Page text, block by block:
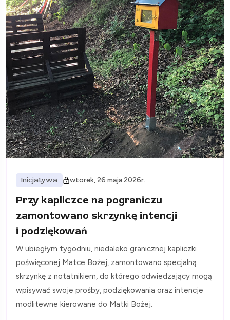
Inicjatywa wtorek, 26 maja 2026r.
Przy kapliczce na pograniczu
zamontowano skrzynkę intencji
i podziękowań
W ubiegłym tygodniu, niedaleko granicznej kapliczki
poświęconej Matce Bożej, zamontowano specjalną
skrzynkę z notatnikiem, do którego odwiedzający mogą
wpisywać swoje prośby, podziękowania oraz intencje
modlitewne kierowane do Matki Bożej.